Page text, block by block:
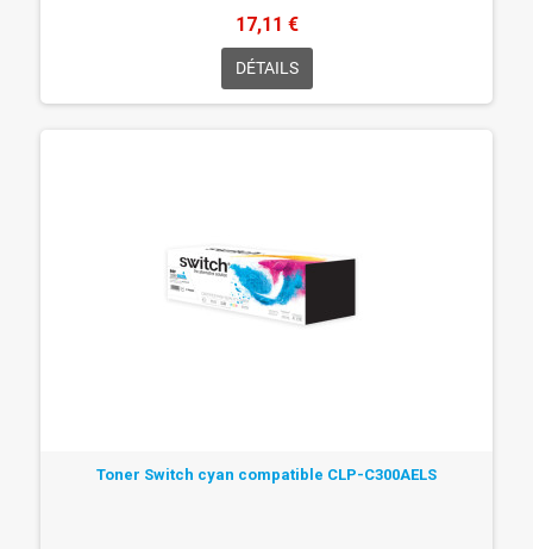
17,11 €
DÉTAILS
Toner Switch cyan compatible CLP-C300AELS